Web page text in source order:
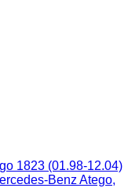
1823 (01.98-12.04)
Benz Atego,